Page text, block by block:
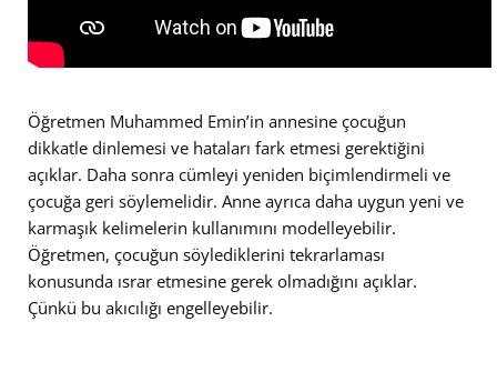
Öğretmen Muhammed Emin’in annesine çocuğun
dikkatle dinlemesi ve hataları fark etmesi gerektiğini
açıklar. Daha sonra cümleyi yeniden biçimlendirmeli ve
çocuğa geri söylemelidir. Anne ayrıca daha uygun yeni ve
karmaşık kelimelerin kullanımını modelleyebilir.
Öğretmen, çocuğun söylediklerini tekrarlaması
konusunda ısrar etmesine gerek olmadığını açıklar.
Çünkü bu akıcılığı engelleyebilir.